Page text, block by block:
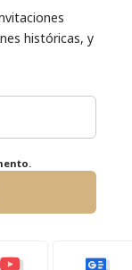
históricas, y